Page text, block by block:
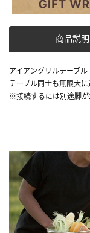
商品説明
アイアングリルテーブ
テーブル同士も無限大に
※接続するには別途脚が